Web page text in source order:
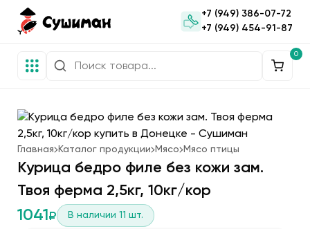
+7 (949) 386-07-72
+7 (949) 454-91-87
0
Главная Каталог продукции Мясо Мясо птицы
Курица бедро филе без кожи зам.
Твоя ферма 2,5кг, 10кг/кор
1041 ₽ В наличии 11 шт.